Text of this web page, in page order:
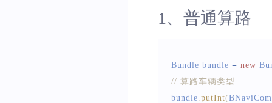
.height(
.width(2500)
// 该接口会做本地持久
1、普通算路
Bundle bundle = new
// 算路车辆类型
bundle putInt(